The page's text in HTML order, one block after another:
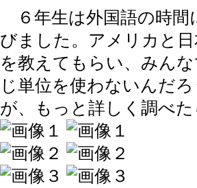
６年生は外国語の時間
びました。アメリカと
を教えてもらい、みん
じ単位を使わないんだ
が、もっと詳しく調べ